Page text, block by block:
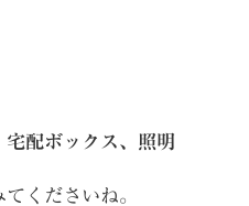
配ボックス、照明
くださいね。